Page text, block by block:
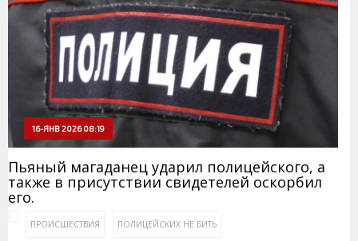
16-ЯНВ 2026 08:19
Пьяный магаданец ударил полицейского, а
также в присутствии свидетелей оскорбил
его.
ПРОИСШЕСТВИЯ ПОЛИЦЕЙСКИХ НЕ БИТЬ